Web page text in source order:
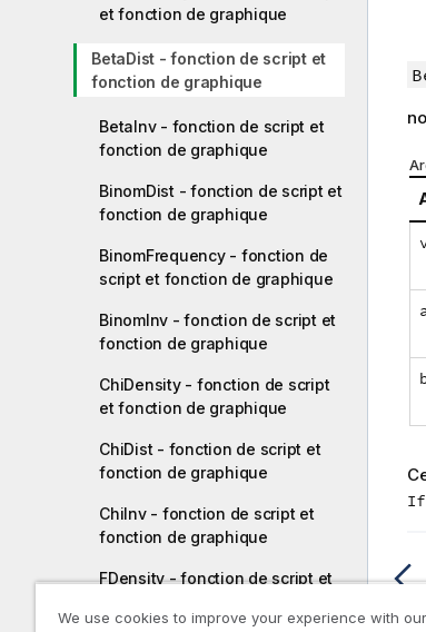
et fonction de graphique
BetaDist - fonction de script et
fonction de graphique
BetaInv - fonction de script et
fonction de graphique
BinomDist - fonction de script et
fonction de graphique
BinomFrequency - fonction de
script et fonction de graphique
BinomInv - fonction de script et
fonction de graphique
ChiDensity - fonction de script
et fonction de graphique
ChiDist - fonction de script et
fonction de graphique
ChiInv - fonction de script et
fonction de graphique
FDensity - fonction de script et
If
We use cookies to improve your experience with